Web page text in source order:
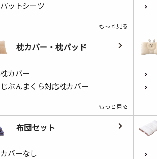
パットシーツ
もっと見る
枕カバー・枕パッド
枕カバー
じぶんまくら対応枕カバー
もっと見る
布団セット
カバーなし